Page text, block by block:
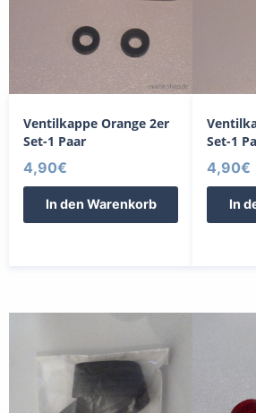
Ventilkappe Orange 2er
Set-1 Paar
4,90€
In den Warenkorb
Set-1
4,90€
In